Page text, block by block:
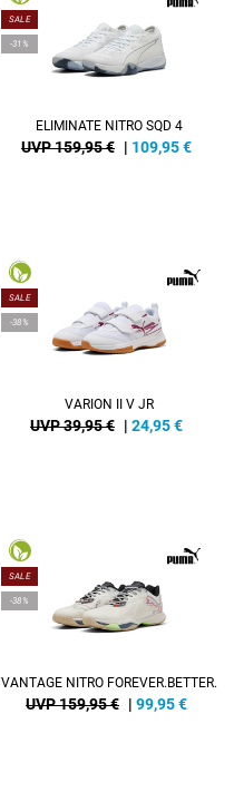
SALE
-31%
ELIMINATE NITRO SQD 4
UVP 159,95 € | 109,95€
SALE
-38%
VARION II V JR
UVP 39,95 € | 24,95€
SALE
-38%
VANTAGE NITRO FOREVER.BETTER.
UVP 159,95 € | 99,95€